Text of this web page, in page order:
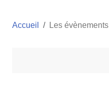
Accueil Les évènements